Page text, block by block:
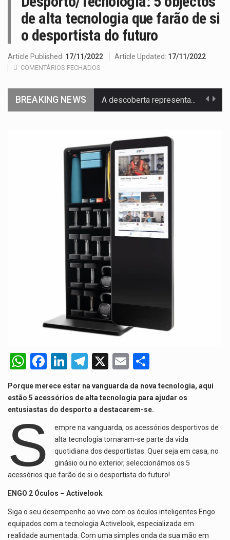
de alta tecnologia que farão de si
o desportista do futuro
Article Published: 17/11/2022 Article Updated: 17/11/2022
COMENTÁRIOS FECHADOS
BREAKING NEWS A descoberta representa um marco para a astronomia moderna. Embora…
W
at
s
A
p
p
F
ce
b
o
o
k
Li
ke
dI
n
T
e
gr
a
m
X
E
m
ail ar
e
Porque merece estar na vanguarda da nova tecnologia, aqui
estão 5 acessórios de alta tecnologia para ajudar os
entusiastas do desporto a destacarem-se.
S
empre na vanguarda, os acessórios desportivos de
alta tecnologia tornaram-se parte da vida
quotidiana dos desportistas. Quer seja em casa, no
ginásio ou no exterior, seleccionámos os 5
acessórios que farão de si o desportista do futuro!
ENGO 2 Óculos – Activelook
Siga o seu desempenho ao vivo com os óculos inteligentes Engo
equipados com a tecnologia Activelook, especializada em
realidade aumentada. Com uma simples onda da sua mão em